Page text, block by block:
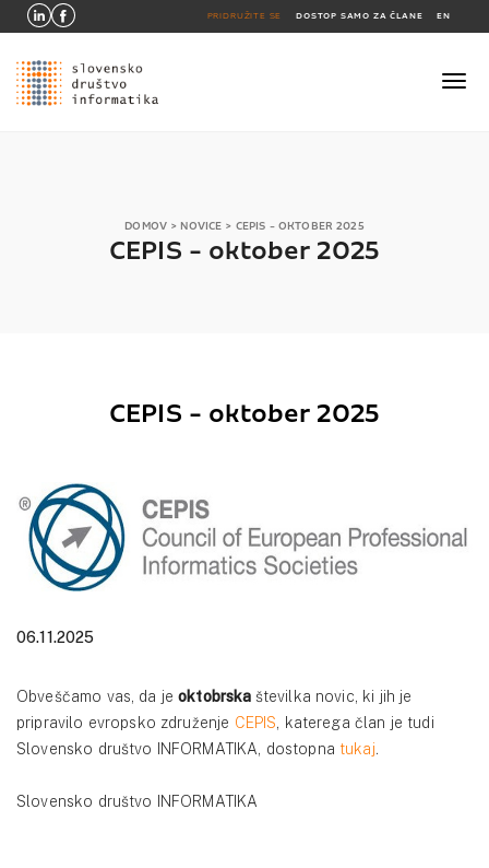
PRIDRUŽITE SE DOSTOP SAMO ZA ČLANE EN
DOMOV> NOVICE > CEPIS - OKTOBER 2025
CEPIS - oktober 2025
CEPIS - oktober 2025
06.11.2025
Obveščamo vas, da jeoktobrska številka novic, ki jih je
pripravilo evropsko združenje CEPIS, katerega član je tudi
Slovensko društvo INFORMATIKA, dostopna tukaj.
Slovensko društvo INFORMATIKA